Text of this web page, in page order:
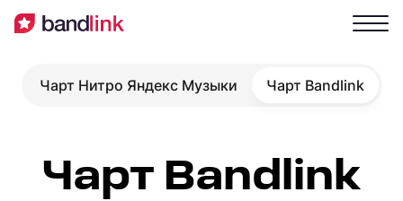
Чарт Нитро Яндекс Музыки Чарт Bandlink
Чарт Bandlink